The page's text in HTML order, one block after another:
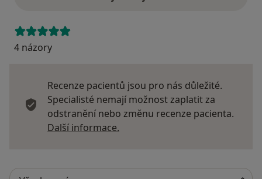
4 názory
Recenze pacientů jsou pro nás důležité.
Specialisté nemají možnost zaplatit za
odstranění nebo změnu recenze pacienta.
Další informace.